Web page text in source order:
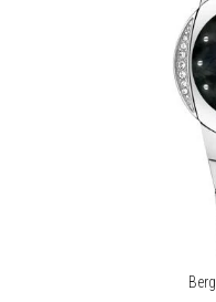
którym góry zdają się
siła ludzkiego charakteru i
zdolny rozwijać się,
realizować śmiałe marzenia.